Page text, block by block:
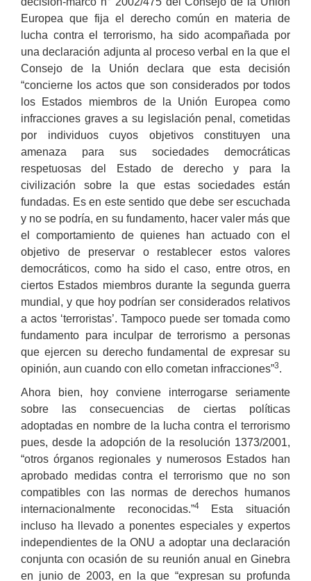
Europea que fija el derecho común en materia de
lucha contra el terrorismo, ha sido acompañada por
una declaración adjunta al proceso verbal en la que el
Consejo de la Unión declara que esta decisión
“concierne los actos que son considerados por todos
los Estados miembros de la Unión Europea como
infracciones graves a su legislación penal, cometidas
por individuos cuyos objetivos constituyen una
amenaza para sus sociedades democráticas
respetuosas del Estado de derecho y para la
civilización sobre la que estas sociedades están
fundadas. Es en este sentido que debe ser escuchada
y no se podría, en su fundamento, hacer valer más que
el comportamiento de quienes han actuado con el
objetivo de preservar o restablecer estos valores
democráticos, como ha sido el caso, entre otros, en
ciertos Estados miembros durante la segunda guerra
mundial, y que hoy podrían ser considerados relativos
a actos ‘terroristas’. Tampoco puede ser tomada como
fundamento para inculpar de terrorismo a personas
que ejercen su derecho fundamental de expresar su
opinión, aun cuando con ello cometan infracciones”3.
Ahora bien, hoy conviene interrogarse seriamente
sobre las consecuencias de ciertas políticas
adoptadas en nombre de la lucha contra el terrorismo
pues, desde la adopción de la resolución 1373/2001,
“otros órganos regionales y numerosos Estados han
aprobado medidas contra el terrorismo que no son
compatibles con las normas de derechos humanos
internacionalmente reconocidas.”4Esta situación
incluso ha llevado a ponentes especiales y expertos
independientes de la ONU a adoptar una declaración
conjunta con ocasión de su reunión anual en Ginebra
en junio de 2003, en la que “expresan su profunda